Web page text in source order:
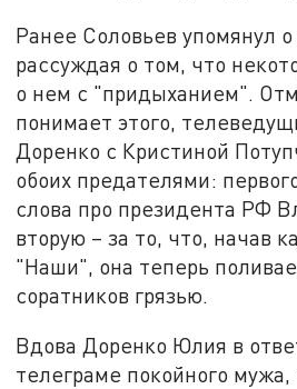
Ранее Соловьев упомянул
рассуждая о том, что
о нем с "придыханием".
понимает этого,
Доренко с Кристиной
обоих предателями:
слова про президента РФ
вторую – за то, что, начав
"Наши", она теперь
соратников грязью.
Вдова Доренко Юлия в
телеграме покойного